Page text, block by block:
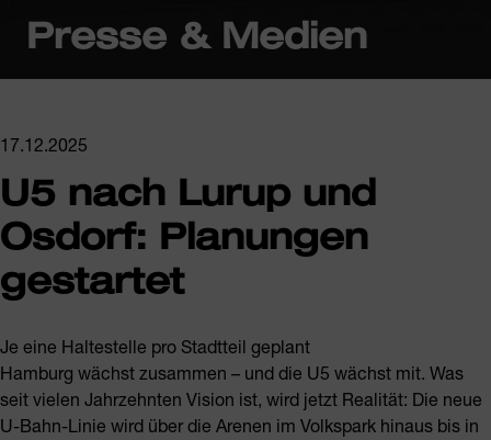
Presse & Medien
17.12.2025
U5 nach Lurup und
Osdorf: Planungen
gestartet
Je eine Haltestelle pro Stadtteil geplant
Hamburg wächst zusammen – und die U5 wächst mit. Was
seit vielen Jahrzehnten Vision ist, wird jetzt Realität: Die neue
U-Bahn-Linie wird über die Arenen im Volkspark hinaus bis in